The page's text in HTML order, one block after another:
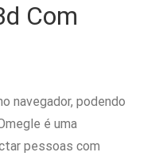
Com
navegador, podendo
é uma
pessoas com